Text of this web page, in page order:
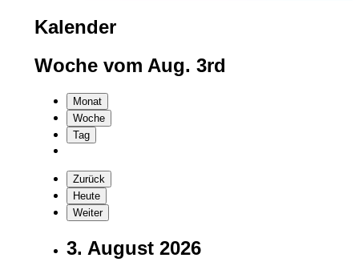
Kalender
Woche vom Aug. 3rd
Monat
Woche
Tag
Zurück
Heute
Weiter
3. August 2026